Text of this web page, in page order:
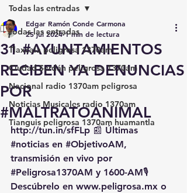
Todas las entradas
Tlaxcala peligrosa 1370am
Ciudad Serdán peligrosa 1370am
Nacional radio 1370am peligrosa
Noticias Musicales radio 1370am
Tianguis peligrosa 1370am huamantla
Todas las entradas
31 #AYUNTAMIENTOS
RECIBEN YA DENUNCIAS
POR
#MALTRATOANIMAL
Edgar Ramón Conde Carmona
25 jul 2024 1 min de lectura
http://tun.in/sfFLp 📰 Últimas
#noticias en #ObjetivoAM,
transmisión en vivo por
#Peligrosa1370AM y 1600-AM🎙️
Descúbrelo en www.peligrosa.mx o